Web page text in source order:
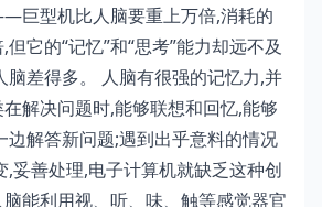
巨型机比人脑要重上万倍,消耗的
它的“记忆”和“思考”能力却远不及
脑差得多。 人脑有很强的记忆力,并
解决问题时,能够联想和回忆,能够
边解答新问题;遇到出乎意料的情况
,妥善处理,电子计算机就缺乏这种创
能利用视、听、味、触等感觉器官